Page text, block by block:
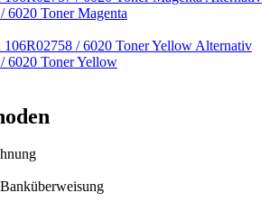
6020 Toner Magenta
Alternativ
6020 Toner Yellow